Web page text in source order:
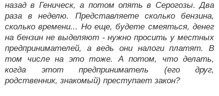
назад в Геническ, а потом опять в Серогозы. Два
раза в неделю. Представляете сколько бензина,
сколько времени... Но еще, будете смеяться, денег
на бензин не выделяют - нужно просить у местных
предпринимателей, а ведь они налоги платят. В
том числе на это тоже. А потом, что делать,
когда этот предприниматель (его друг,
родственник, знакомый) преступает закон?